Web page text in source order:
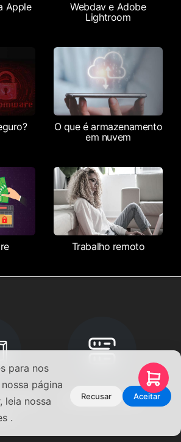
para nos
página
leia nossa
.
Recusar Aceitar
Apple
Webdav e Adobe
Lightroom
O que é armazenamento
em nuvem
Trabalho remoto
e lista
Calculadora RAID